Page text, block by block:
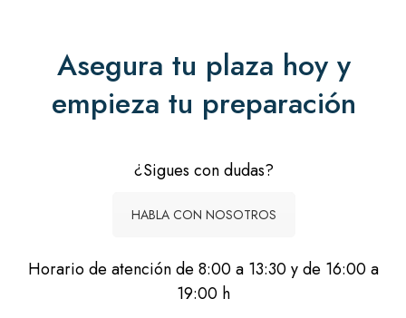
Asegura tu plaza hoy y
empieza tu preparación
¿Sigues con dudas?
HABLA CON NOSOTROS
Horario de atención de 8:00 a 13:30 y de 16:00 a
19:00 h